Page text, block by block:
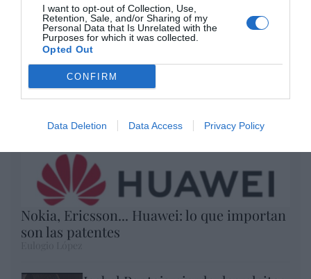
I want to opt-out of Collection, Use,
Retention, Sale, and/or Sharing of my
Personal Data that Is Unrelated with the
Purposes for which it was collected.
Opted Out
CONFIRM
Data Deletion Data Access Privacy Policy
Enormes minucias
por Eulogio López
Nokia, Ericsson... Huawei: lo que importan
son las patentes